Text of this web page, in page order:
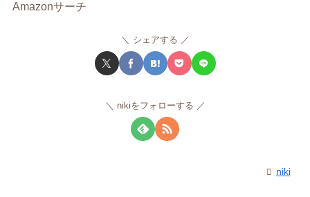
Amazonサーチ
シェアする
nikiをフォローする
niki